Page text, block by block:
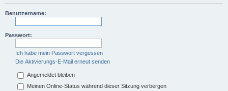
Benutzername:
Passwort:
Ich habe mein Passwort vergessen
Die Aktivierungs-E-Mail erneut senden
Angemeldet bleiben
Meinen Online-Status während dieser Sitzung verbergen